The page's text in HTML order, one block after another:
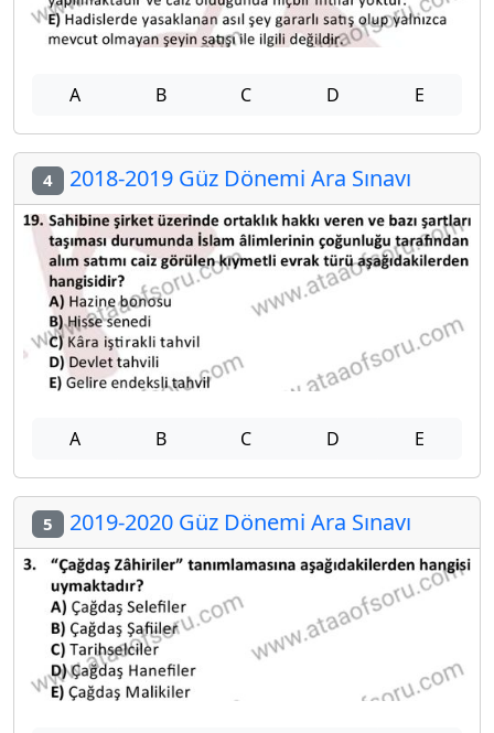
A B C D E
4 2018-2019 Güz Dönemi Ara Sınavı
A B C D E
5 2019-2020 Güz Dönemi Ara Sınavı